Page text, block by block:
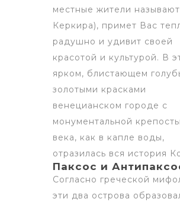
местные жители называют
Керкира), примет Вас
радушно и удивит своей
красотой и культурой. В
ярком, блистающем
золотыми красками
венецианском городе с
монументальной
века, как в капле воды,
отразилась вся история
Паксос и
Согласно греческой
эти два острова